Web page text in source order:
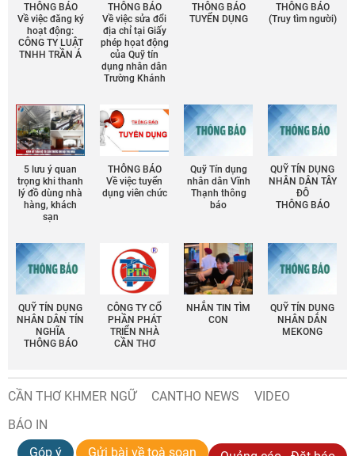
THÔNG BÁO
Về việc đăng ký
hoạt động:
CÔNG TY LUẬT
TNHH TRẦN Á
THÔNG BÁO
Về việc sửa đổi
địa chỉ tại Giấy
phép họat động
của Quỹ tín
dụng nhân dân
Trường Khánh
THÔNG BÁO
TUYỂN DỤNG
THÔNG BÁO
(Truy tìm người)
5 lưu ý quan
trọng khi thanh
lý đồ dùng nhà
hàng, khách
sạn
THÔNG BÁO
Về việc tuyển
dụng viên chức
Quỹ Tín dụng
nhân dân Vĩnh
Thạnh thông
báo
QUỸ TÍN DỤNG
NHÂN DÂN TÂY
ĐÔ
THÔNG BÁO
QUỸ TÍN DỤNG
NHÂN DÂN TÍN
NGHĨA
THÔNG BÁO
CÔNG TY CỔ
PHẦN PHÁT
TRIỂN NHÀ
CẦN THƠ
NHẮN TIN TÌM
CON
QUỸ TÍN DỤNG
NHÂN DÂN
MEKONG
CẦN THƠ KHMER NGỮ CANTHO NEWS
VIDEO
BÁO IN
Góp ý
Gửi bài về toà soạn